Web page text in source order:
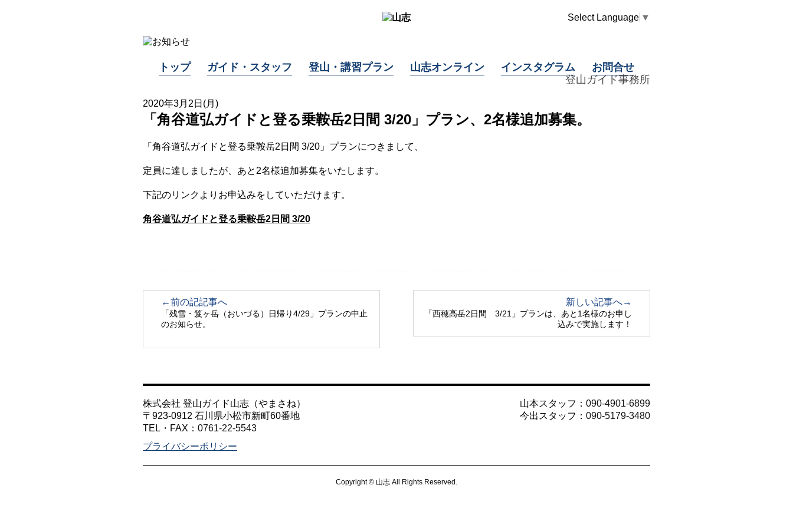
登山ガイド事務所
Select Language ▼
トップ ガイド・スタッフ 登山・講習プラン 山志オンライン インスタグラム お問合せ
2020年3月2日(月)
「角谷道弘ガイドと登る乗鞍岳2日間 3/20」プラン、2名様追加募集。
「角谷道弘ガイドと登る乗鞍岳2日間 3/20」プランにつきまして、
定員に達しましたが、あと2名様追加募集をいたします。
下記のリンクよりお申込みをしていただけます。
角谷道弘ガイドと登る乗鞍岳2日間 3/20
新しい記事へ→
「西穂高岳2日間 3/21」プランは、あと1名様のお申し
込みで実施します！
←前の記記事へ
「残雪・笈ヶ岳（おいづる）日帰り4/29」プランの中止
のお知らせ。
株式会社 登山ガイド山志（やまさね）
〒923-0912 石川県小松市新町60番地
TEL・FAX： 0761-22-5543
プライバシーポリシー
山本スタッフ： 090-4901-6899
今出スタッフ： 090-5179-3480
Copyright © 山志 All Rights Reserved.